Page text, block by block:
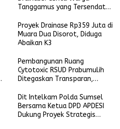
Tanggamus yang Tersendat
Proyek Drainase Rp359 Juta di
Muara Dua Disorot, Diduga
Abaikan K3
Pembangunan Ruang
Cytotoxic RSUD Prabumulih
Ditegaskan Transparan,
Kanker
Dit Intelkam Polda Sumsel
Bersama Ketua DPD APDESI
Dukung Proyek Strategis